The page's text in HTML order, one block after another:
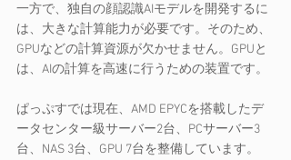
一方で、独自の顔認識AIモデルを開発するに
は、大きな計算能力が必要です。そのため、
GPUなどの計算資源が欠かせません。GPUと
は、AIの計算を高速に行うための装置です。
ぱっぷすでは現在、AMD EPYCを搭載したデ
ータセンター級サーバー2台、PCサーバー3
台、NAS 3台、GPU 7台を整備しています。